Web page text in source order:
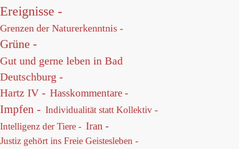
Ereignisse -
Grenzen der Naturerkenntnis -
Grüne -
Gut und gerne leben in Bad
Deutschburg -
Hartz IV - Hasskommentare -
Impfen - Individualität statt Kollektiv -
Intelligenz der Tiere - Iran -
Justiz gehört ins Freie Geistesleben -